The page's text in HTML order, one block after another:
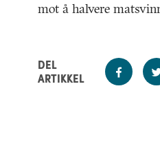
mot å halvere
DEL
ARTIKKEL